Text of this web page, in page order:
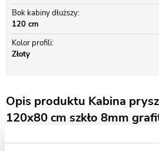
Bok kabiny dłuższy
120 cm
Kolor profili
Złoty
Opis produktu Kabina
120x80 cm szkło 8mm